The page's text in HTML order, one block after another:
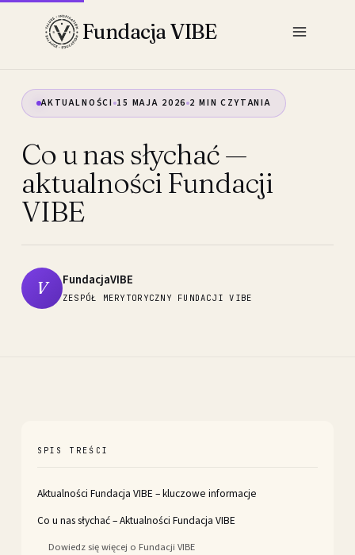
Fundacja VIBE
AKTUALNOŚCI 15 MAJA 2026 2 MIN CZYTANIA
Co u nas słychać —
aktualności Fundacji
VIBE
V FundacjaVIBE
ZESPÓŁ MERYTORYCZNY FUNDACJI VIBE
SPIS TREŚCI
Aktualności Fundacja VIBE – kluczowe informacje
Co u nas słychać – Aktualności Fundacja VIBE
Dowiedz się więcej o Fundacji VIBE